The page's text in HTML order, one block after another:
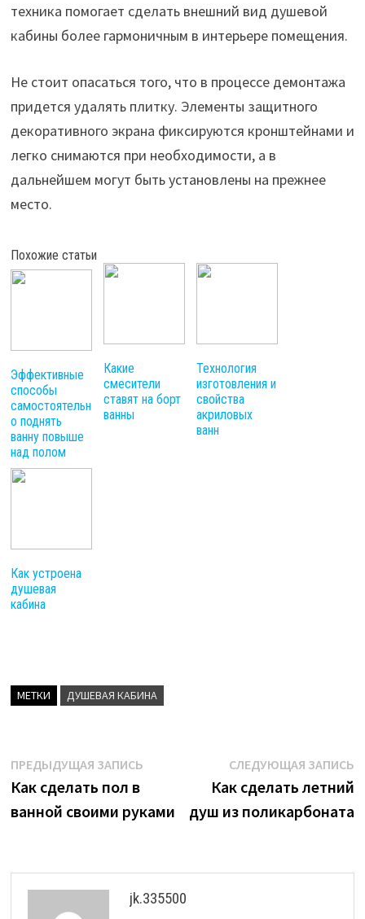
техника помогает сделать внешний вид душевой
кабины более гармоничным в интерьере помещения.
Не стоит опасаться того, что в процессе демонтажа
придется удалять плитку. Элементы защитного
декоративного экрана фиксируются кронштейнами и
легко снимаются при необходимости, а в
дальнейшем могут быть установлены на прежнее
место.
Похожие статьи
Эффективные
способы
самостоятельн
о поднять
ванну повыше
над полом
Какие
смесители
ставят на борт
ванны
Технология
изготовления и
свойства
акриловых
ванн
Как устроена
душевая
кабина
МЕТКИ ДУШЕВАЯ КАБИНА
Навигация
по
ПРЕДЫДУЩАЯ ЗАПИСЬПредыдущая
Как сделать пол в
ванной своими руками
СЛЕДУЮЩАЯ ЗАПИСЬ
Как сделать летний
душ из поликарбоната
jk.335500